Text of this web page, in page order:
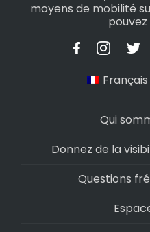
moyens de mobilité
Français
Qui
Donnez de la
Questions